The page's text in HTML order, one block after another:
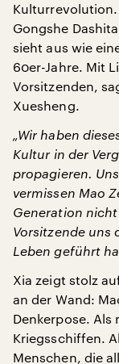
Kulturrevolution.
Gongshe
sieht aus wie
60er-Jahre. Mit
Vorsitzenden,
Xuesheng.
„Wir haben
Kultur in der
propagieren.
vermissen Mao
Generation
Vorsitzende uns
Leben geführt
Xia zeigt stolz
an der Wand:
Denkerpose.
Kriegsschiffen.
Menschen, die